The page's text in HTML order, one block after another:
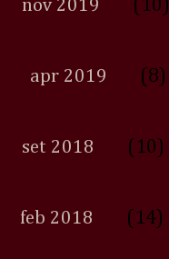
nov 2019 (10)
apr 2019 (8)
set 2018 (10)
feb 2018 (14)